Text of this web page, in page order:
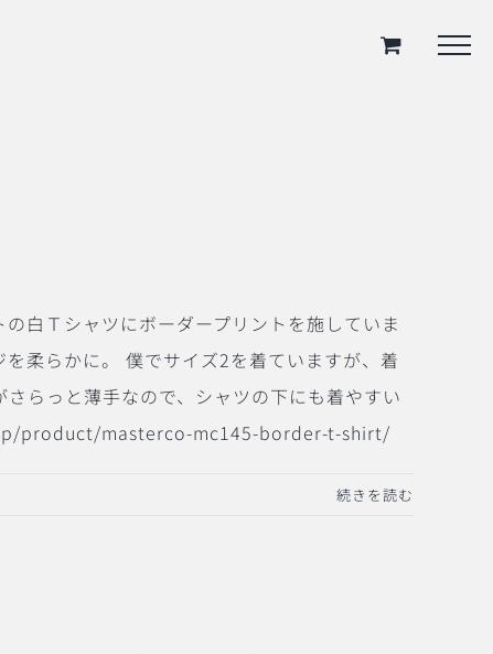
白Ｔシャツにボーダープリントを施していま
柔らかに。 僕でサイズ2を着ていますが、着
らっと薄手なので、シャツの下にも着やすい
product/masterco-mc145-border-t-shirt/
続きを読む